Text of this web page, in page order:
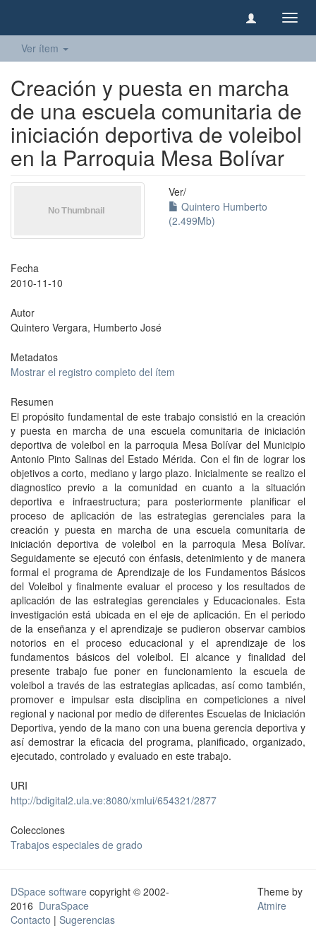
Ver ítem
Creación y puesta en marcha
de una escuela comunitaria de
iniciación deportiva de voleibol
en la Parroquia Mesa Bolívar
Ver/
Quintero Humberto
(2.499Mb)
Fecha
2010-11-10
Autor
Quintero Vergara, Humberto José
Metadatos
Mostrar el registro completo del ítem
Resumen
El propósito fundamental de este trabajo consistió en la creación
y puesta en marcha de una escuela comunitaria de iniciación
deportiva de voleibol en la parroquia Mesa Bolívar del Municipio
Antonio Pinto Salinas del Estado Mérida. Con el fin de lograr los
objetivos a corto, mediano y largo plazo. Inicialmente se realizo el
diagnostico previo a la comunidad en cuanto a la situación
deportiva e infraestructura; para posteriormente planificar el
proceso de aplicación de las estrategias gerenciales para la
creación y puesta en marcha de una escuela comunitaria de
iniciación deportiva de voleibol en la parroquia Mesa Bolívar.
Seguidamente se ejecutó con énfasis, detenimiento y de manera
formal el programa de Aprendizaje de los Fundamentos Básicos
del Voleibol y finalmente evaluar el proceso y los resultados de
aplicación de las estrategias gerenciales y Educacionales. Esta
investigación está ubicada en el eje de aplicación. En el periodo
de la enseñanza y el aprendizaje se pudieron observar cambios
notorios en el proceso educacional y el aprendizaje de los
fundamentos básicos del voleibol. El alcance y finalidad del
presente trabajo fue poner en funcionamiento la escuela de
voleibol a través de las estrategias aplicadas, así como también,
promover e impulsar esta disciplina en competiciones a nivel
regional y nacional por medio de diferentes Escuelas de Iniciación
Deportiva, yendo de la mano con una buena gerencia deportiva y
así demostrar la eficacia del programa, planificado, organizado,
ejecutado, controlado y evaluado en este trabajo.
URI
http://bdigital2.ula.ve:8080/xmlui/654321/2877
Colecciones
Trabajos especiales de grado
DSpace software copyright © 2002-
2016 DuraSpace
Contacto | Sugerencias
Theme by
Atmire